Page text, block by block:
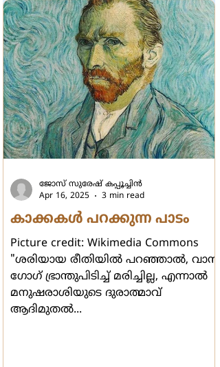
കാക്കകൾ പറക്കുന്ന പാടം
Picture credit: Wikimedia Commons
"ശരിയായ രീതിയിൽ പറഞ്ഞാൽ, വാൻ
ഗോഗ് ഭ്രാന്തുപിടിച്ച് മരിച്ചില്ല, എന്നാൽ
മനുഷരാശിയുടെ ദുരാത്മാവ്
ആദിമുതൽ...
ജോസ് സുരേഷ് കപ്പൂച്ചിൻ
Apr 16, 2025
3 min read